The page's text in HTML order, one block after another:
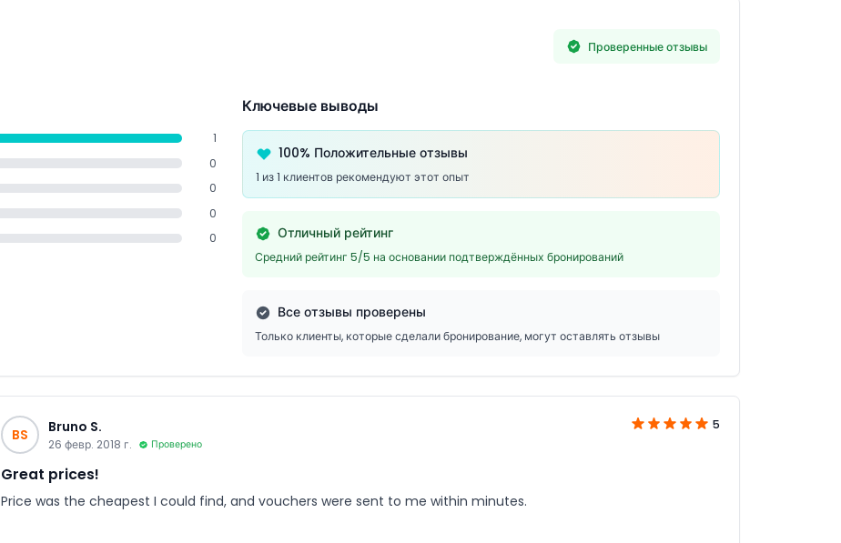
Проверенные отзывы
1
0
0
0
0
Ключевые выводы
100% Положительные отзывы
1 из 1 клиентов рекомендуют этот опыт
Отличный рейтинг
Средний рейтинг 5/5 на основании подтверждённых бронирований
Все отзывы проверены
Только клиенты, которые сделали бронирование, могут оставлять отзывы
BS Bruno S.
26 февр. 2018 г. Проверено
5
Great prices!
Price was the cheapest I could find, and vouchers were sent to me within minutes.